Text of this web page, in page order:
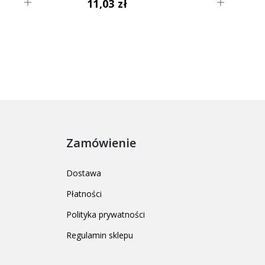
11,03 zł
Zamówienie
Dostawa
Płatności
Polityka prywatności
Regulamin sklepu